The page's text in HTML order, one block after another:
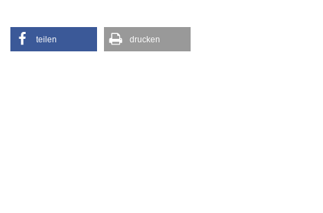
teilen drucken